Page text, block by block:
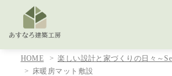
HOME
楽しい設計と家づくりの日々～
床暖房マット敷設